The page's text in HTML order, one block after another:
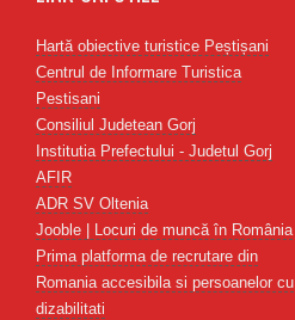
Hartă obiective turistice Peștișani
Centrul de Informare Turistica
Pestisani
Consiliul Judetean Gorj
Institutia Prefectului - Judetul Gorj
AFIR
ADR SV Oltenia
Jooble | Locuri de muncă în România
Prima platforma de recrutare din
Romania accesibila si persoanelor cu
dizabilitati